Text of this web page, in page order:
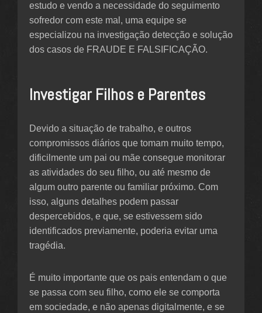
estudo e vendo a necessidade do seguimento
sofredor com este mal, uma equipe se
especializou na investigação detecção e solução
dos casos de FRAUDE E FALSIFICAÇÃO.
Investigar Filhos e Parentes
Devido a situação de trabalho, e outros
compromissos diários que tomam muito tempo,
dificilmente um pai ou mãe consegue monitorar
as atividades do seu filho, ou até mesmo de
algum outro parente ou familiar próximo. Com
isso, alguns detalhes podem passar
despercebidos, e que, se estivessem sido
identificados previamente, poderia evitar uma
tragédia.
É muito importante que os pais entendam o que
se passa com seu filho, como ele se comporta
em sociedade, e não apenas digitalmente, e se